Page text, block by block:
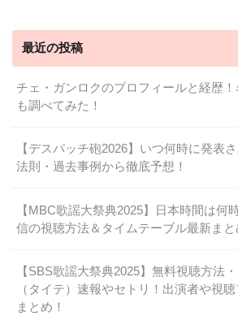
最近の投稿
チェ・ガンロクのプロフィールと経歴
も調べてみた！
【デスパッチ砲2026】いつ何時に発表
法則・過去事例から徹底予想！
【MBC歌謡大祭典2025】日本時間は何
信の視聴方法＆タイムテーブル最新まと
【SBS歌謡大祭典2025】無料視聴方法
（タイテ）速報やセトリ！出演者や視
まとめ！